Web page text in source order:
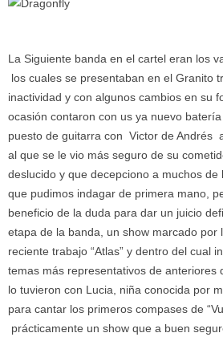
La Siguiente banda en el cartel eran los
los cuales se presentaban en el Granito
inactividad y con algunos cambios en su
ocasión contaron con us ya nuevo
puesto de guitarra con Victor de Andrés
al que se le vio más seguro de su
deslucido y que decepciono a muchos
que pudimos indagar de primera mano,
beneficio de la duda para dar un juicio
etapa de la banda, un show marcado por
reciente trabajo “Atlas” y dentro del cual
temas más representativos de anteriores
lo tuvieron con Lucia, niña conocida por
para cantar los primeros compases de
prácticamente un show que a buen